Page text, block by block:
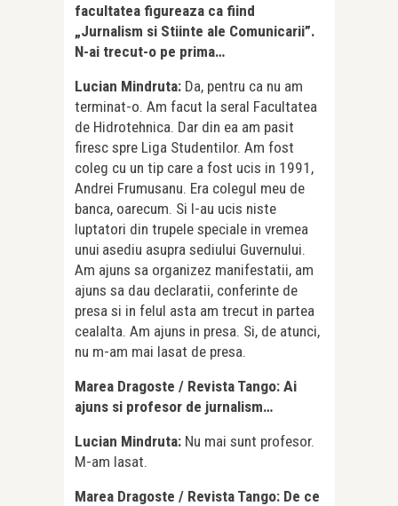
facultatea figureaza ca fiind
„Jurnalism si Stiinte ale Comunicarii”.
N-ai trecut-o pe prima…
Lucian Mindruta: Da, pentru ca nu am
terminat-o. Am facut la seral Facultatea
de Hidrotehnica. Dar din ea am pasit
firesc spre Liga Studentilor. Am fost
coleg cu un tip care a fost ucis in 1991,
Andrei Frumusanu. Era colegul meu de
banca, oarecum. Si l-au ucis niste
luptatori din trupele speciale in vremea
unui asediu asupra sediului Guvernului.
Am ajuns sa organizez manifestatii, am
ajuns sa dau declaratii, conferinte de
presa si in felul asta am trecut in partea
cealalta. Am ajuns in presa. Si, de atunci,
nu m-am mai lasat de presa.
Marea Dragoste / Revista Tango: Ai
ajuns si profesor de jurnalism…
Lucian Mindruta: Nu mai sunt profesor.
M-am lasat.
Marea Dragoste / Revista Tango: De ce